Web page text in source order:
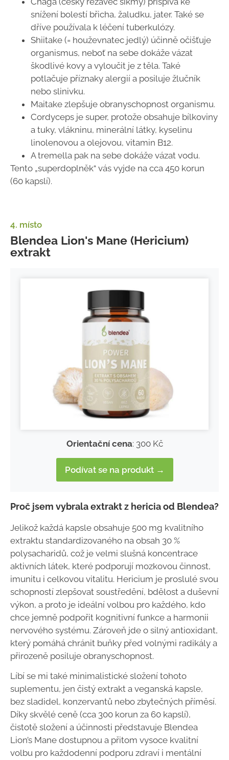
snížení bolestí břicha, žaludku, jater. Také se
dříve používala k léčení tuberkulózy.
Shiitake (= houževnatec jedlý) účinně očišťuje
organismus, neboť na sebe dokáže vázat
škodlivé kovy a vyloučit je z těla. Také
potlačuje příznaky alergií a posiluje žlučník
nebo slinivku.
Maitake zlepšuje obranyschopnost organismu.
Cordyceps je super, protože obsahuje bílkoviny
a tuky, vlákninu, minerální látky, kyselinu
linolenovou a olejovou, vitamin B12.
A tremella pak na sebe dokáže vázat vodu.
Tento „superdoplněk“ vás vyjde na cca 450 korun
(60 kapslí).
4. místo
Blendea Lion's Mane (Hericium)
extrakt
Orientační cena: 300 Kč
Podívat se na produkt →
Proč jsem vybrala extrakt z hericia od Blendea?
Jelikož každá kapsle obsahuje 500 mg kvalitního
extraktu standardizovaného na obsah 30 %
polysacharidů, což je velmi slušná koncentrace
aktivních látek, které podporují mozkovou činnost,
imunitu i celkovou vitalitu. Hericium je proslulé svou
schopností zlepšovat soustředění, bdělost a duševní
výkon, a proto je ideální volbou pro každého, kdo
chce jemně podpořit kognitivní funkce a harmonii
nervového systému. Zároveň jde o silný antioxidant,
který pomáhá chránit buňky před volnými radikály a
přirozeně posiluje obranyschopnost.
Líbí se mi také minimalistické složení tohoto
suplementu, jen čistý extrakt a veganská kapsle,
bez sladidel, konzervantů nebo zbytečných příměsí.
Díky skvělé ceně (cca 300 korun za 60 kapslí),
čistotě složení a účinnosti představuje Blendea
Lion’s Mane dostupnou a přitom vysoce kvalitní
volbu pro každodenní podporu zdraví i mentální